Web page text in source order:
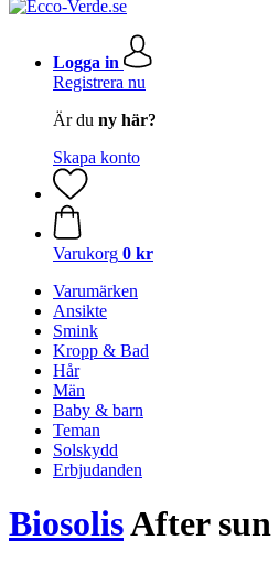
Logga in
Registrera nu
Är du ny här?
Skapa konto
Varukorg 0 kr
Varumärken
Ansikte
Smink
Kropp & Bad
Hår
Män
Baby & barn
Teman
Solskydd
Erbjudanden
BiosolisAfter